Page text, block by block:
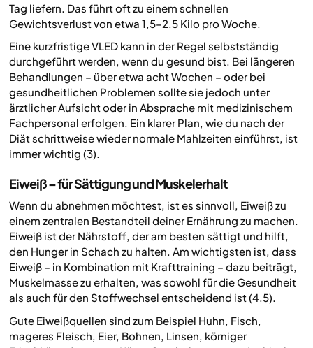
Tag liefern. Das führt oft zu einem schnellen
Gewichtsverlust von etwa 1,5–2,5 Kilo pro Woche.
Eine kurzfristige VLED kann in der Regel selbstständig
durchgeführt werden, wenn du gesund bist. Bei längeren
Behandlungen – über etwa acht Wochen – oder bei
gesundheitlichen Problemen sollte sie jedoch unter
ärztlicher Aufsicht oder in Absprache mit medizinischem
Fachpersonal erfolgen. Ein klarer Plan, wie du nach der
Diät schrittweise wieder normale Mahlzeiten einführst, ist
immer wichtig (3).
Eiweiß – für Sättigung und Muskelerhalt
Wenn du abnehmen möchtest, ist es sinnvoll, Eiweiß zu
einem zentralen Bestandteil deiner Ernährung zu machen.
Eiweiß ist der Nährstoff, der am besten sättigt und hilft,
den Hunger in Schach zu halten. Am wichtigsten ist, dass
Eiweiß – in Kombination mit Krafttraining – dazu beiträgt,
Muskelmasse zu erhalten, was sowohl für die Gesundheit
als auch für den Stoffwechsel entscheidend ist (4,5).
Gute Eiweißquellen sind zum Beispiel Huhn, Fisch,
mageres Fleisch, Eier, Bohnen, Linsen, körniger